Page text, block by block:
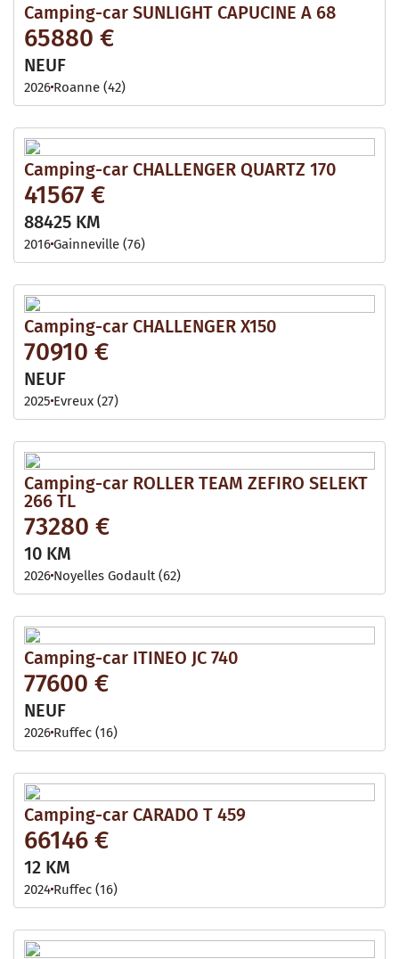
Camping-car SUNLIGHT CAPUCINE A 68
65880 €
NEUF
2026 Roanne (42)
Camping-car CHALLENGER QUARTZ 170
41567 €
88425 KM
2016Gainneville (76)
Camping-car CHALLENGER X150
70910 €
NEUF
2025 Evreux (27)
Camping-car ROLLER TEAM ZEFIRO SELEKT
266 TL
73280 €
10 KM
2026 Noyelles Godault (62)
Camping-car ITINEO JC 740
77600 €
NEUF
2026 Ruffec (16)
Camping-car CARADO T 459
66146 €
12 KM
2024 Ruffec (16)